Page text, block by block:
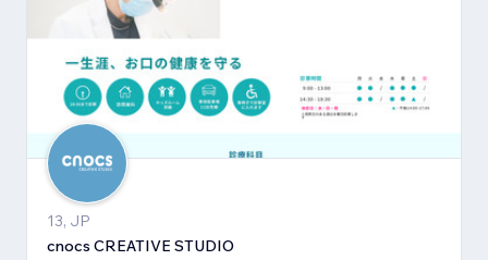
13, JP
cnocs CREATIVE STUDIO